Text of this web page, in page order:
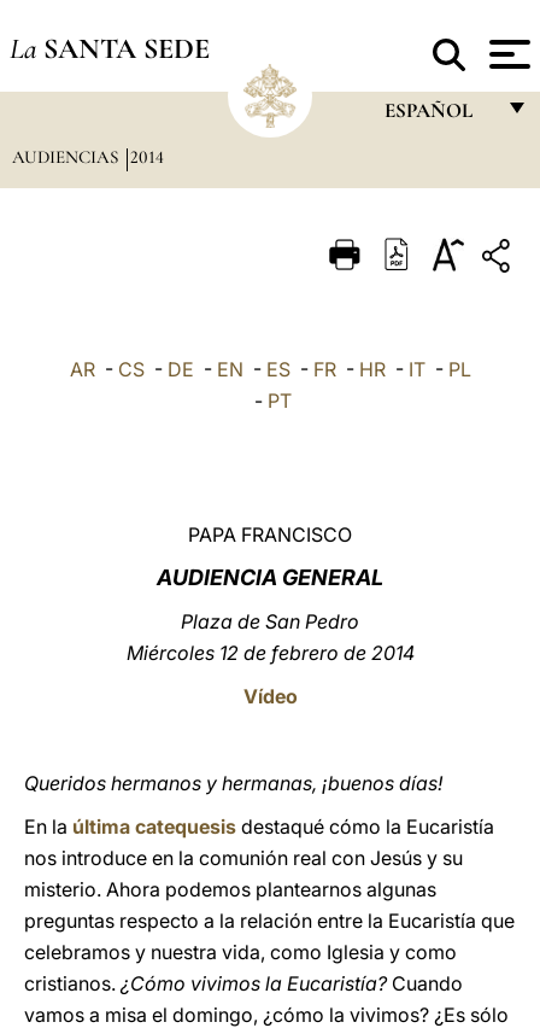
La SANTA SEDE
ESPAÑOL
ITALIANO
AUDIENCIAS 2014
AR- CS- DE - EN - ES- FR- HR- IT- PL
- PT
PAPA FRANCISCO
AUDIENCIA GENERAL
Plaza de San Pedro
Miércoles 12 de febrero de 2014
Vídeo
Queridos hermanos y hermanas, ¡buenos días!
En la última catequesis destaqué cómo la Eucaristía
nos introduce en la comunión real con Jesús y su
misterio. Ahora podemos plantearnos algunas
preguntas respecto a la relación entre la Eucaristía que
celebramos y nuestra vida, como Iglesia y como
cristianos. ¿Cómo vivimos la Eucaristía? Cuando
vamos a misa el domingo, ¿cómo la vivimos? ¿Es sólo